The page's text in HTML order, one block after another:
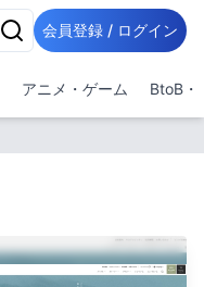
会員登録 / ログイン
アニメ・ゲーム BtoB・